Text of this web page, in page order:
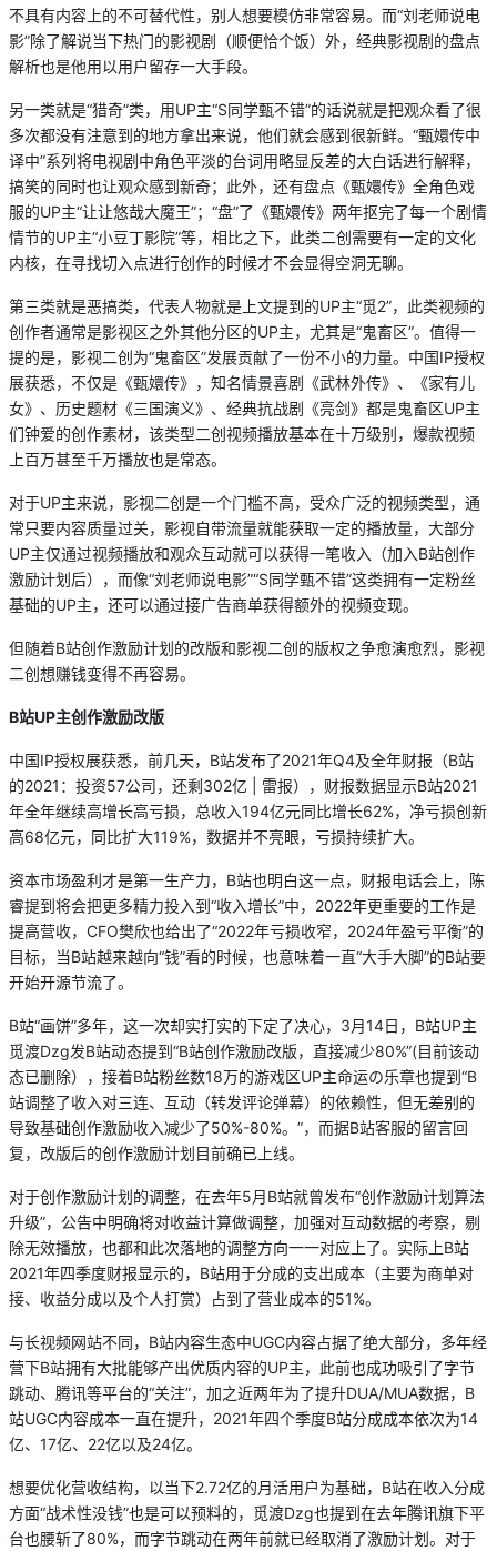
不具有内容上的不可替代性，别人想要模仿非常容易。而“刘老师说电
影”除了解说当下热门的影视剧（顺便恰个饭）外，经典影视剧的盘点
解析也是他用以用户留存一大手段。
另一类就是“猎奇”类，用UP主“S同学甄不错”的话说就是把观众看了很
多次都没有注意到的地方拿出来说，他们就会感到很新鲜。“甄嬛传中
译中”系列将电视剧中角色平淡的台词用略显反差的大白话进行解释，
搞笑的同时也让观众感到新奇；此外，还有盘点《甄嬛传》全角色戏
服的UP主“让让悠哉大魔王”；“盘”了《甄嬛传》两年抠完了每一个剧情
情节的UP主“小豆丁影院”等，相比之下，此类二创需要有一定的文化
内核，在寻找切入点进行创作的时候才不会显得空洞无聊。
第三类就是恶搞类，代表人物就是上文提到的UP主“觅2”，此类视频的
创作者通常是影视区之外其他分区的UP主，尤其是“鬼畜区”。值得一
提的是，影视二创为“鬼畜区”发展贡献了一份不小的力量。中国IP授权
展获悉，不仅是《甄嬛传》，知名情景喜剧《武林外传》、《家有儿
女》、历史题材《三国演义》、经典抗战剧《亮剑》都是鬼畜区UP主
们钟爱的创作素材，该类型二创视频播放基本在十万级别，爆款视频
上百万甚至千万播放也是常态。
对于UP主来说，影视二创是一个门槛不高，受众广泛的视频类型，通
常只要内容质量过关，影视自带流量就能获取一定的播放量，大部分
UP主仅通过视频播放和观众互动就可以获得一笔收入（加入B站创作
激励计划后），而像“刘老师说电影”“S同学甄不错”这类拥有一定粉丝
基础的UP主，还可以通过接广告商单获得额外的视频变现。
但随着B站创作激励计划的改版和影视二创的版权之争愈演愈烈，影视
二创想赚钱变得不再容易。
B站UP主创作激励改版
中国IP授权展获悉，前几天，B站发布了2021年Q4及全年财报（B站
的2021：投资57公司，还剩302亿 | 雷报），财报数据显示B站2021
年全年继续高增长高亏损，总收入194亿元同比增长62%，净亏损创新
高68亿元，同比扩大119%，数据并不亮眼，亏损持续扩大。
资本市场盈利才是第一生产力，B站也明白这一点，财报电话会上，陈
睿提到将会把更多精力投入到“收入增长”中，2022年更重要的工作是
提高营收，CFO樊欣也给出了“2022年亏损收窄，2024年盈亏平衡”的
目标，当B站越来越向“钱”看的时候，也意味着一直“大手大脚”的B站要
开始开源节流了。
B站“画饼”多年，这一次却实打实的下定了决心，3月14日，B站UP主
觅渡Dzg发B站动态提到“B站创作激励改版，直接减少80%”(目前该动
态已删除），接着B站粉丝数18万的游戏区UP主命运の乐章也提到“B
站调整了收入对三连、互动（转发评论弹幕）的依赖性，但无差别的
导致基础创作激励收入减少了50%-80%。”，而据B站客服的留言回
复，改版后的创作激励计划目前确已上线。
对于创作激励计划的调整，在去年5月B站就曾发布“创作激励计划算法
升级”，公告中明确将对收益计算做调整，加强对互动数据的考察，剔
除无效播放，也都和此次落地的调整方向一一对应上了。实际上B站
2021年四季度财报显示的，B站用于分成的支出成本（主要为商单对
接、收益分成以及个人打赏）占到了营业成本的51%。
与长视频网站不同，B站内容生态中UGC内容占据了绝大部分，多年经
营下B站拥有大批能够产出优质内容的UP主，此前也成功吸引了字节
跳动、腾讯等平台的“关注”，加之近两年为了提升DUA/MUA数据，B
站UGC内容成本一直在提升，2021年四个季度B站分成成本依次为14
亿、17亿、22亿以及24亿。
想要优化营收结构，以当下2.72亿的月活用户为基础，B站在收入分成
方面“战术性没钱”也是可以预料的，觅渡Dzg也提到在去年腾讯旗下平
台也腰斩了80%，而字节跳动在两年前就已经取消了激励计划。对于